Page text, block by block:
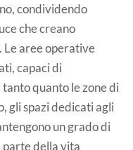
condividendo
che creano
Le aree operative
capaci di
quanto le zone di
gli spazi dedicati agli
un grado di
della vita